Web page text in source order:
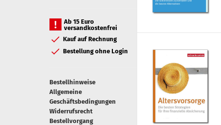
Ab 15 Euro
versandkostenfrei
Kauf auf Rechnung
Bestellung ohne Login
Bestellhinweise
Allgemeine
Geschäftsbedingungen
Widerrufsrecht
Bestellvorgang